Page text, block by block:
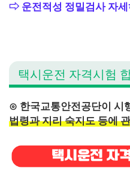
⇨ 운전적성 정밀검사 자세
택시운전 자격시험
⊙ 한국교통안전공단이 시
법령과 지리 숙지도 등에